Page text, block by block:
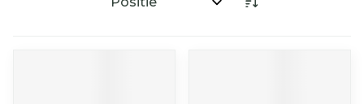
Sorteer op: